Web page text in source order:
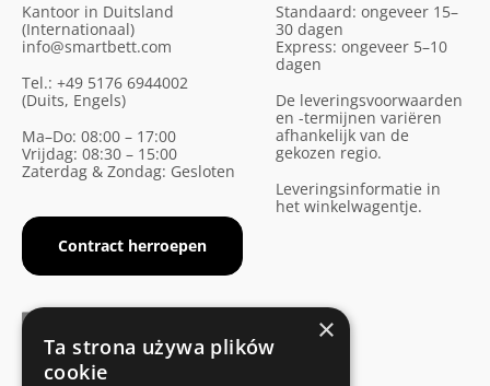
Kantoor in Duitsland
(Internationaal)
info@smartbett.com
Tel.: +49 5176 6944002
(Duits, Engels)
Ma–Do: 08:00 – 17:00
Vrijdag: 08:30 – 15:00
Zaterdag & Zondag: Gesloten
Contract herroepen
Standaard: ongeveer 15–
30 dagen
Express: ongeveer 5–10
dagen
De leveringsvoorwaarden
en -termijnen variëren
afhankelijk van de
gekozen regio.
Leveringsinformatie in
het winkelwagentje.
×
Ta strona używa plików
cookie